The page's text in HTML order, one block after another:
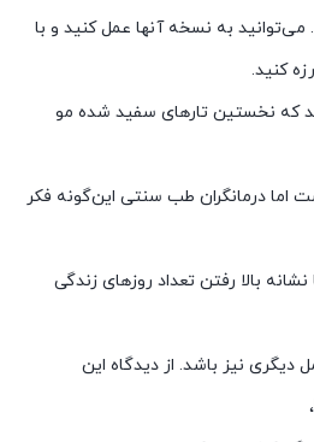
می‌توانید به نسخه آنها عمل کنید و با
کنید.
که نخستین تار‌های سفید‌ شده‌ مو
اما درمانگران طب سنتی این‌گونه فکر
بالا رفتن تعداد روزهای زندگی
نیز باشد. از دیدگاه این